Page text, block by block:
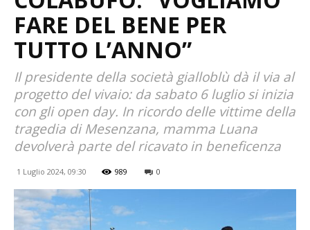
FARE DEL BENE PER
TUTTO L’ANNO”
Il presidente della società gialloblù dà il via al
progetto del vivaio: da sabato 6 luglio si inizia
con gli open day. In ricordo delle vittime della
tragedia di Mesenzana, mamma Luana
devolverà parte del ricavato in beneficenza
1 Luglio 2024, 09:30 989 0